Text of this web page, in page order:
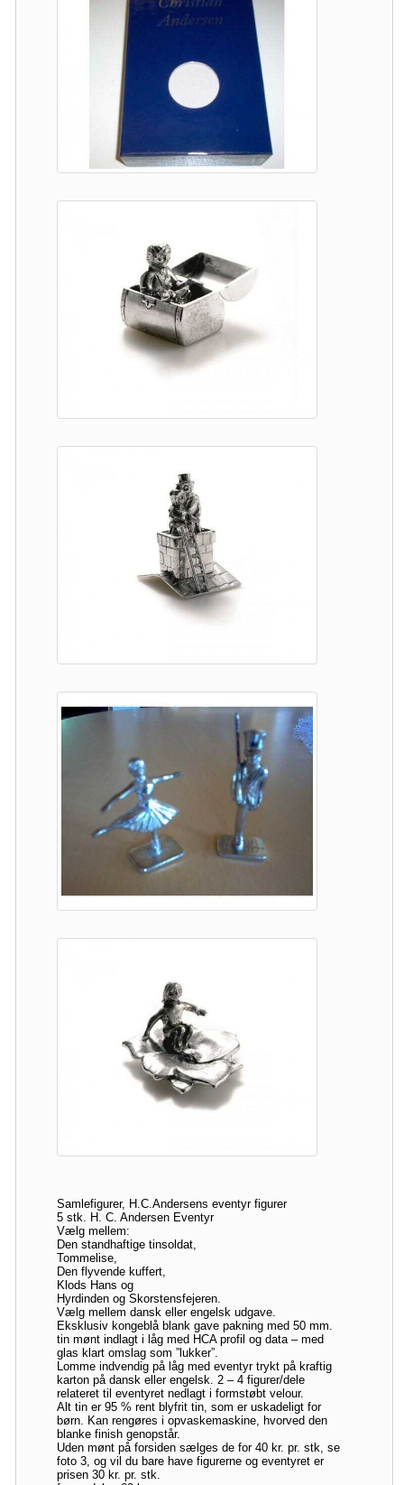
Samlefigurer, H.C.Andersens eventyr figurer
5 stk. H. C. Andersen Eventyr
Vælg mellem:
Den standhaftige tinsoldat,
Tommelise,
Den flyvende kuffert,
Klods Hans og
Hyrdinden og Skorstensfejeren.
Vælg mellem dansk eller engelsk udgave.
Eksklusiv kongeblå blank gave pakning med 50 mm.
tin mønt indlagt i låg med HCA profil og data – med
glas klart omslag som ”lukker”.
Lomme indvendig på låg med eventyr trykt på kraftig
karton på dansk eller engelsk. 2 – 4 figurer/dele
relateret til eventyret nedlagt i formstøbt velour.
Alt tin er 95 % rent blyfrit tin, som er uskadeligt for
børn. Kan rengøres i opvaskemaskine, hvorved den
blanke finish genopstår.
Uden mønt på forsiden sælges de for 40 kr. pr. stk, se
foto 3, og vil du bare have figurerne og eventyret er
prisen 30 kr. pr. stk.